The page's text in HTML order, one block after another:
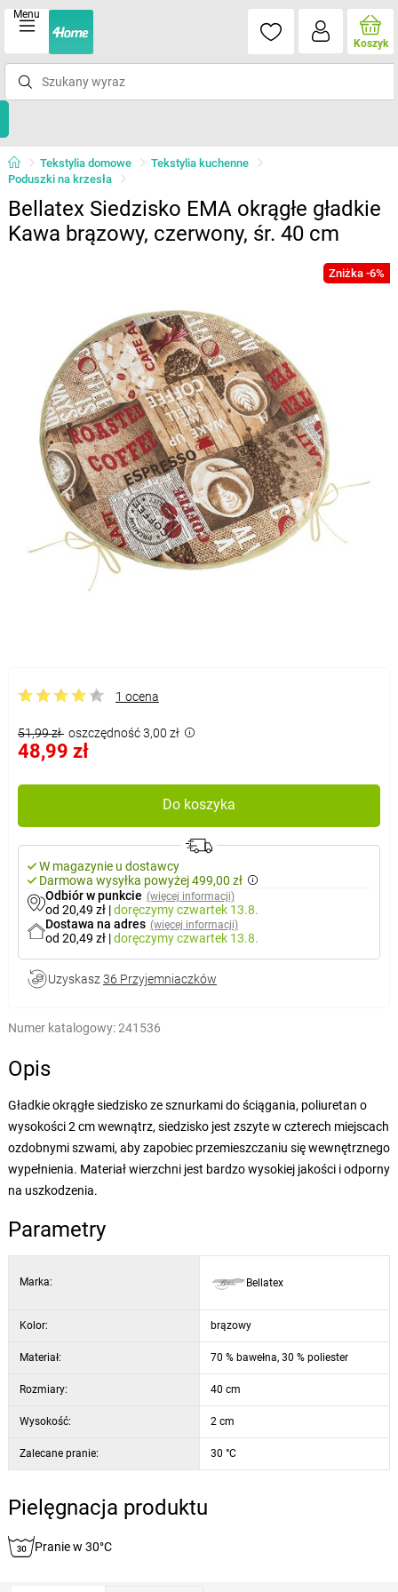
Menu
Koszyk
Tekstylia domowe
Tekstylia kuchenne
Poduszki na krzesła
Bellatex Siedzisko EMA okrągłe gładkie
Kawa brązowy, czerwony, śr. 40 cm
Zniżka -6%
1 ocena
51,99 zł oszczędność 3,00 zł
48,99 zł
Do koszyka
W magazynie u dostawcy
Darmowa wysyłka powyżej 499,00 zł
Odbiór w punkcie (więcej informacji)
od 20,49 zł |doręczymyczwartek 13.8.
Dostawa na adres (więcej informacji)
od 20,49 zł |doręczymyczwartek 13.8.
Uzyskasz 36 Przyjemniaczków
Numer katalogowy:241536
Opis
Gładkie okrągłe siedzisko ze sznurkami do ściągania, poliuretan o
wysokości 2 cm wewnątrz, siedzisko jest zszyte w czterech miejscach
ozdobnymi szwami, aby zapobiec przemieszczaniu się wewnętrznego
wypełnienia. Materiał wierzchni jest bardzo wysokiej jakości i odporny
na uszkodzenia.
Parametry
Marka: Bellatex
Kolor: brązowy
Materiał: 70 % bawełna, 30 % poliester
Rozmiary: 40 cm
Wysokość: 2 cm
Zalecane pranie: 30 °C
Pielęgnacja produktu
Pranie w 30°C